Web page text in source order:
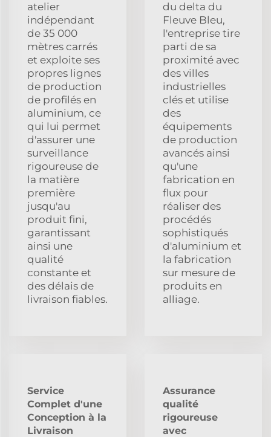
atelier
indépendant
de 35 000
mètres carrés
et exploite ses
propres lignes
de production
de profilés en
aluminium, ce
qui lui permet
d'assurer une
surveillance
rigoureuse de
la matière
première
jusqu'au
produit fini,
garantissant
ainsi une
qualité
constante et
des délais de
livraison fiables.
du delta du
Fleuve Bleu,
l'entreprise tire
parti de sa
proximité avec
des villes
industrielles
clés et utilise
des
équipements
de production
avancés ainsi
qu'une
fabrication en
flux pour
réaliser des
procédés
sophistiqués
d'aluminium et
la fabrication
sur mesure de
produits en
alliage.
Service
Complet d'une
Conception à la
Livraison
Assurance
qualité
rigoureuse
avec